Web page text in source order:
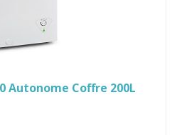
Autonome Coffre 200L